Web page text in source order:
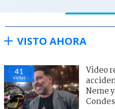
VISTO AHORA
41
visitas
Video
Neme
Condes